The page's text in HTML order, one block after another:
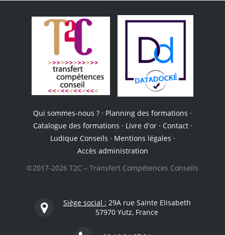
Qui sommes-nous ? · Planning des formations ·
Catalogue des formations · Livre d'or· Contact·
Ludique Conseils · Mentions légales ·
Accès administration
©2017-2026 T2C – Transfert Compétences Conseils
Siège social : 29A rue Sainte Elisabeth
57970 Yutz, France